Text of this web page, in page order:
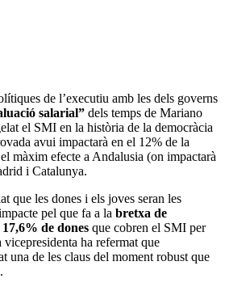
de l’executiu amb les dels governs
salarial” dels temps de Mariano
el SMI en la història de la democràcia
avui impactarà en el 12% de la
màxim efecte a Andalusia (on impactarà
i Catalunya.
que les dones i els joves seran les
pel que fa a la bretxa de
17,6% de dones que cobren el SMI per
ha refermat que
una de les claus del moment robust que